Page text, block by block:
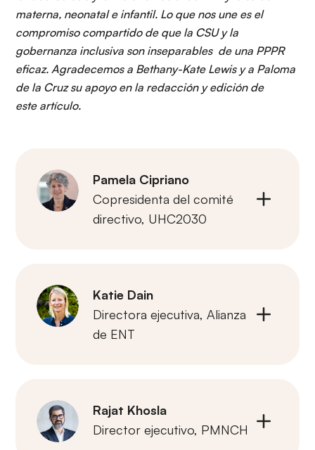
materna, neonatal e infantil. Lo que nos une es el
compromiso compartido de que la CSU y la
gobernanza inclusiva son inseparables de una PPPR
eficaz. Agradecemos a Bethany-Kate Lewis y a Paloma
de la Cruz su apoyo en la redacción y edición de
este artículo.
Pamela Cipriano
Copresidenta del comité
directivo, UHC2030
Katie Dain
Directora ejecutiva, Alianza
de ENT
Rajat Khosla
Director ejecutivo, PMNCH